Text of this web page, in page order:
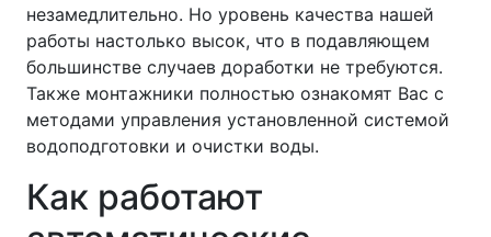
незамедлительно. Но уровень качества нашей
работы настолько высок, что в подавляющем
большинстве случаев доработки не требуются.
Также монтажники полностью ознакомят Вас с
методами управления установленной системой
водоподготовки и очистки воды.
Как работают